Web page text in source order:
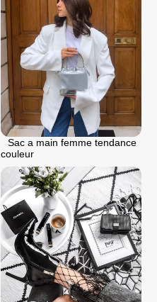
Sac a main femme tendance
couleur